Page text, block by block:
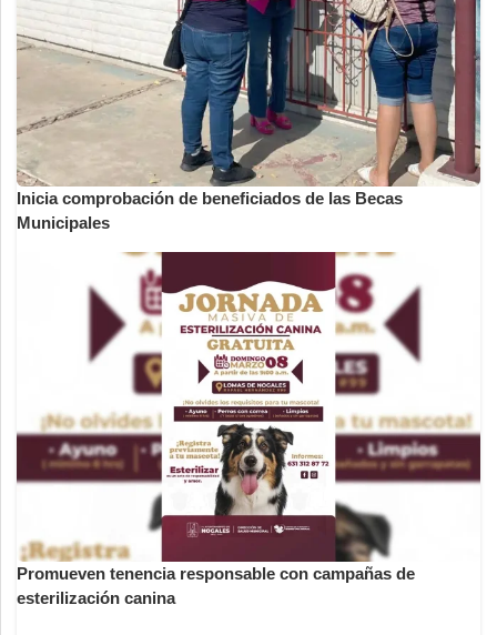
Inicia comprobación de beneficiados de las Becas
Municipales
Promueven tenencia responsable con campañas de
esterilización canina